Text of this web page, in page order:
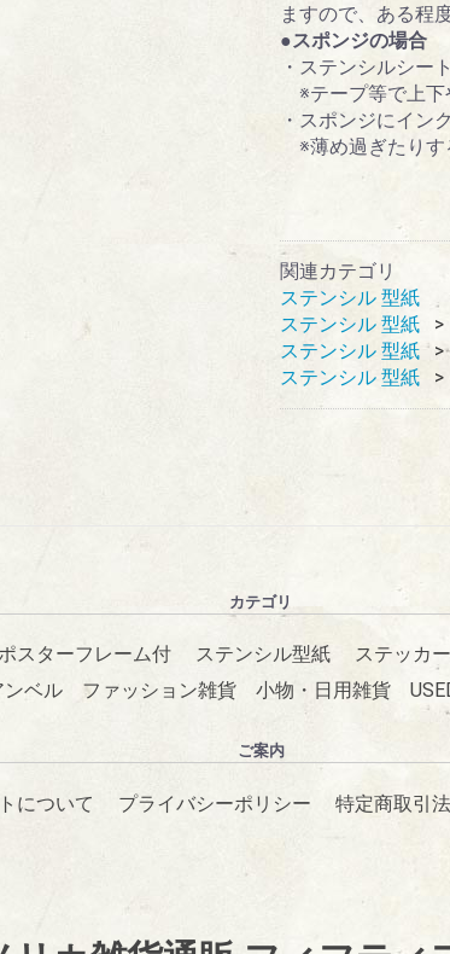
ますので、ある程
●スポンジの場合
・ステンシルシー
※テープ等で上下
・スポンジにイン
※薄め過ぎたりす
関連カテゴリ
ステンシル 型紙
ステンシル 型紙
ステンシル 型紙
ステンシル 型紙
カテゴリ
スターフレーム付 ステンシル型紙 ステッカ
ンベル
ファッション雑貨 小物・日用雑貨
ご案内
について プライバシーポリシー 特定商取引